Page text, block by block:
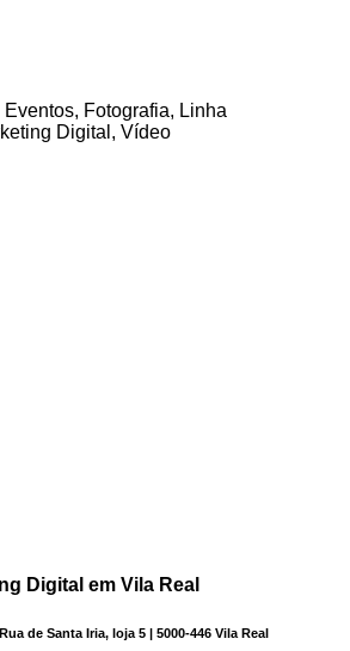
Fotografia, Linha
Digital, Vídeo
Digital em Vila Real
de Santa Iria, loja 5 | 5000-446 Vila Real